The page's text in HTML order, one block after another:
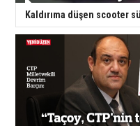
Kaldırıma düşen scooter